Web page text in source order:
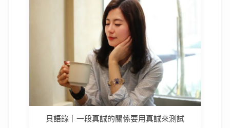
貝語錄｜一段真誠的關係要用真誠來測試